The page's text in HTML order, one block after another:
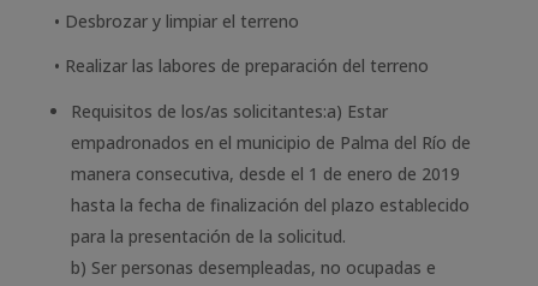
• Desbrozar y limpiar el terreno
• Realizar las labores de preparación del terreno
Requisitos de los/as solicitantes:a) Estar
empadronados en el municipio de Palma del Río de
manera consecutiva, desde el 1 de enero de 2019
hasta la fecha de finalización del plazo establecido
para la presentación de la solicitud.
b) Ser personas desempleadas, no ocupadas e